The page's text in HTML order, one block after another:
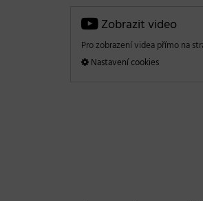
Zobrazit video
Pro zobrazení videa přímo na
Nastavení cookies